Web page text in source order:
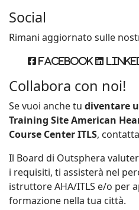
Social
Rimani aggiornato sulle
Facebook
Collabora con noi!
Se vuoi anche tu diventare
Training Site American
Course Center ITLS,
Il Board di Outsphera
i requisiti, ti assisterà nel
istruttore AHA/ITLS e/o per
formazione nella tua città.